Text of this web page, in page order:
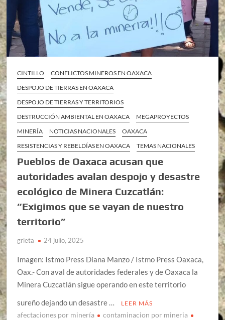
CINTILLO
CONFLICTOS MINEROS EN OAXACA
DESPOJO DE TIERRAS EN OAXACA
DESPOJO DE TIERRAS Y TERRITORIOS
DESTRUCCIÓN AMBIENTAL EN OAXACA
MEGAPROYECTOS
MINERÍA
NOTICIAS NACIONALES
OAXACA
RESISTENCIAS Y REBELDÍAS EN OAXACA
TEMAS NACIONALES
Pueblos de Oaxaca acusan que
autoridades avalan despojo y desastre
ecológico de Minera Cuzcatlán:
“Exigimos que se vayan de nuestro
territorio”
grieta 24 julio, 2025
Imagen: Istmo Press Diana Manzo / Istmo Press Oaxaca,
Oax.- Con aval de autoridades federales y de Oaxaca la
Minera Cuzcatlán sigue operando en este territorio
sureño dejando un desastre …
LEER MÁS
afectaciones por minería
contaminacion por mineria